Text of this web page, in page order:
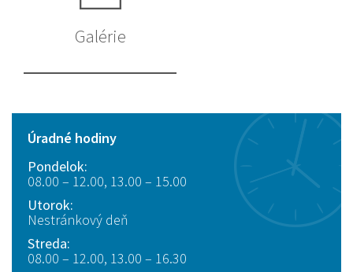
Galérie
Úradné hodiny
Pondelok:
08.00 – 12.00, 13.00 – 15.00
Utorok:
Nestránkový deň
Streda:
08.00 – 12.00, 13.00 – 16.30